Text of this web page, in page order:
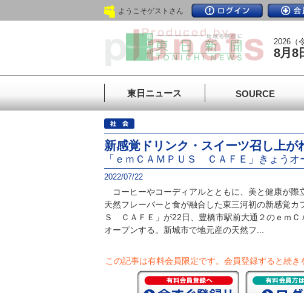
ようこそゲストさん
2026（
8月8
東日ニュース SOURCE
新感覚ドリンク・スイーツ召し上が
「ｅｍＣＡＭＰＵＳ ＣＡＦＥ」きょう
2022/07/22
コーヒーやコーディアルとともに、美と健康が
天然フレーバーと食が融合した東三河初の新感覚カ
Ｓ ＣＡＦＥ」が22日、豊橋市駅前大通２のｅｍ
オープンする。新城市で地元産の天然フ...
この記事は有料会員限定です。 会員登録すると続き